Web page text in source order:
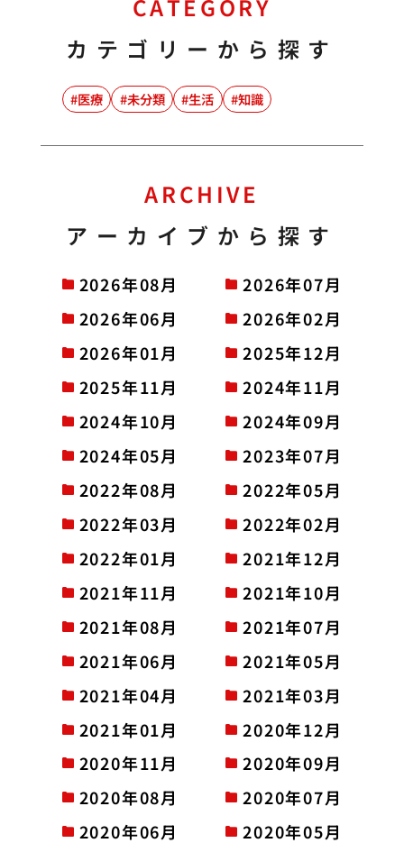
CATEGORY
カテゴリーから探す
医療 未分類 生活 知識
ARCHIVE
アーカイブから探す
2026年08月
2026年07月
2026年06月
2026年02月
2026年01月
2025年12月
2025年11月
2024年11月
2024年10月
2024年09月
2024年05月
2023年07月
2022年08月
2022年05月
2022年03月
2022年02月
2022年01月
2021年12月
2021年11月
2021年10月
2021年08月
2021年07月
2021年06月
2021年05月
2021年04月
2021年03月
2021年01月
2020年12月
2020年11月
2020年09月
2020年08月
2020年07月
2020年06月
2020年05月